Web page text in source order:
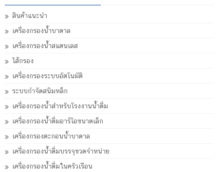
สินค้าแนะนำ
เครื่องกรองน้ำบาดาล
เครื่องกรองน้ำสแตนเลส
ไส้กรอง
เครื่องกรองระบบอัตโนมัติ
ระบบกำจัดสนิมหล็ก
เครื่องกรองน้ำสำหรับโรงงานน้ำดื่ม
เครื่องกรองน้ำดื่มอาร์โอขนาดเล็ก
เครื่องกรองตะกอนน้ำบาดาล
เครื่องกรองน้ำดื่มบรรจุขวดจำหน่าย
เครื่องกรองน้ำดื่มในครัวเรือน